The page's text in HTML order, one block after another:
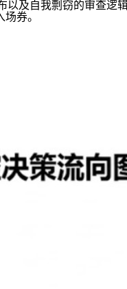
及自我剽窃的审查逻
券。